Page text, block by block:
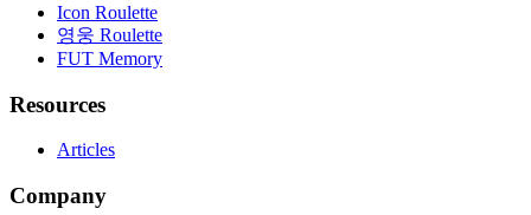
Icon Roulette
영웅 Roulette
FUT Memory
Resources
Articles
Company